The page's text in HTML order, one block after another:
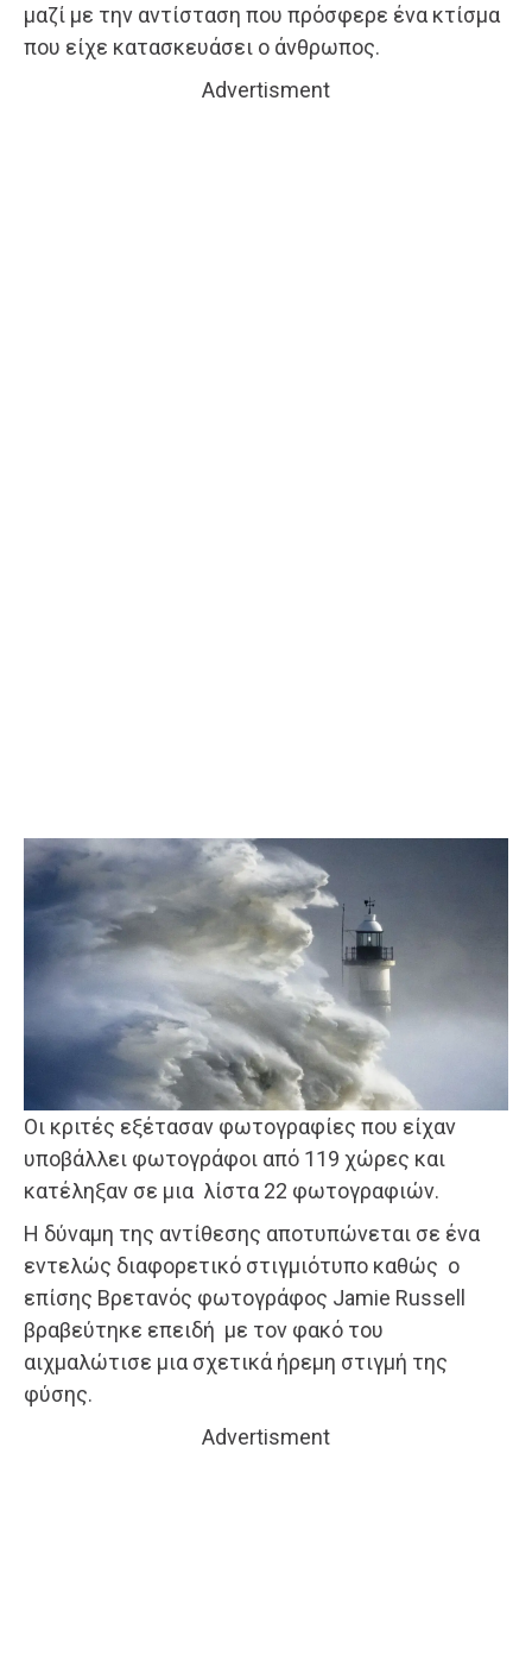
μαζί με την αντίσταση που πρόσφερε ένα κτίσμα
που είχε κατασκευάσει ο άνθρωπος.
Advertisment
Οι κριτές εξέτασαν φωτογραφίες που είχαν
υποβάλλει φωτογράφοι από 119 χώρες και
κατέληξαν σε μια λίστα 22 φωτογραφιών.
Η δύναμη της αντίθεσης αποτυπώνεται σε ένα
εντελώς διαφορετικό στιγμιότυπο καθώς ο
επίσης Βρετανός φωτογράφος Jamie Russell
βραβεύτηκε επειδή με τον φακό του
αιχμαλώτισε μια σχετικά ήρεμη στιγμή της
φύσης.
Advertisment